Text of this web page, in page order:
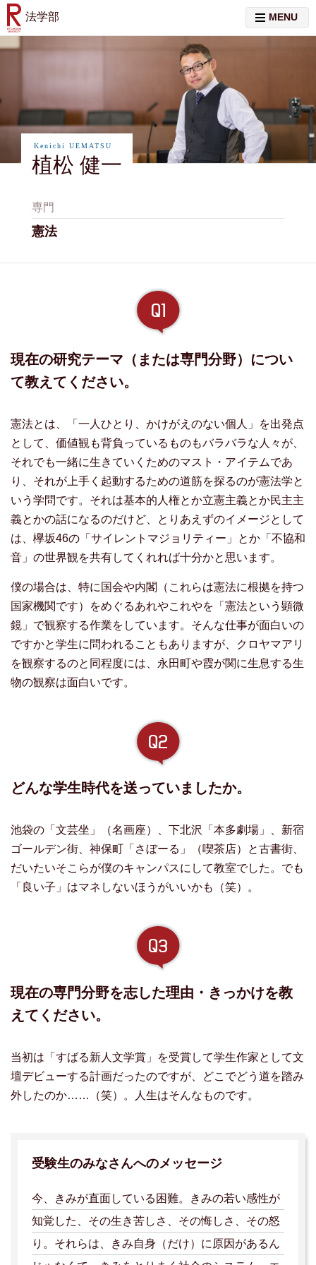
法学部 MENU
Kenichi UEMATSU
植松 健一
専門
憲法
現在の研究テーマ（または専門分野）につい
て教えてください。
憲法とは、「一人ひとり、かけがえのない個人」を出発点
として、価値観も背負っているものもバラバラな人々が、
それでも一緒に生きていくためのマスト・アイテムであ
り、それが上手く起動するための道筋を探るのが憲法学と
いう学問です。それは基本的人権とか立憲主義とか民主主
義とかの話になるのだけど、とりあえずのイメージとして
は、欅坂46の「サイレントマジョリティー」とか「不協和
音」の世界観を共有してくれれば十分かと思います。
僕の場合は、特に国会や内閣（これらは憲法に根拠を持つ
国家機関です）をめぐるあれやこれやを「憲法という顕微
鏡」で観察する作業をしています。そんな仕事が面白いの
ですかと学生に問われることもありますが、クロヤマアリ
を観察するのと同程度には、永田町や霞が関に生息する生
物の観察は面白いです。
どんな学生時代を送っていましたか。
池袋の「文芸坐」（名画座）、下北沢「本多劇場」、新宿
ゴールデン街、神保町「さぼーる」（喫茶店）と古書街、
だいたいそこらが僕のキャンパスにして教室でした。でも
「良い子」はマネしないほうがいいかも（笑）。
現在の専門分野を志した理由・きっかけを教
えてください。
当初は「すばる新人文学賞」を受賞して学生作家として文
壇デビューする計画だったのですが、どこでどう道を踏み
外したのか……（笑）。人生はそんなものです。
受験生のみなさんへのメッセージ
今、きみが直面している困難。きみの若い感性が
知覚した、その生き苦しさ、その悔しさ、その怒
り。それらは、きみ自身（だけ）に原因があるん